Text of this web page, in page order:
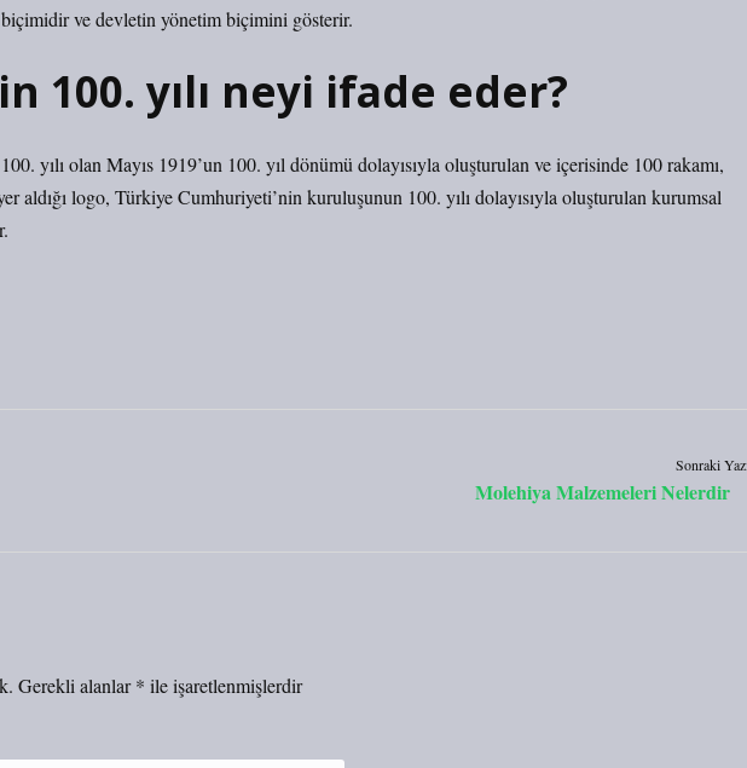
ve devletin yönetim biçimini gösterir.
100. yılı neyi ifade eder?
yılı olan Mayıs 1919’un 100. yıl dönümü dolayısıyla oluşturulan ve içerisinde 100 rakamı,
aldığı logo, Türkiye Cumhuriyeti’nin kuruluşunun 100. yılı dolayısıyla oluşturulan kurumsal
Sonraki
Molehiya Malzemeleri Nelerdir
Gerekli alanlar* ile işaretlenmişlerdir